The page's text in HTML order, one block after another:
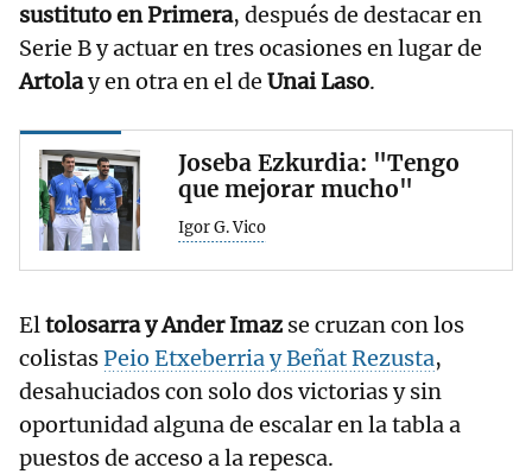
sustituto en Primera, después de destacar en
Serie B y actuar en tres ocasiones en lugar de
Artolay en otra en el de Unai Laso.
Joseba Ezkurdia: "Tengo
que mejorar mucho"
Igor G. Vico
Eltolosarra y Ander Imaz se cruzan con los
colistasPeio Etxeberria y Beñat Rezusta,
desahuciados con solo dos victorias y sin
oportunidad alguna de escalar en la tabla a
puestos de acceso a la repesca.